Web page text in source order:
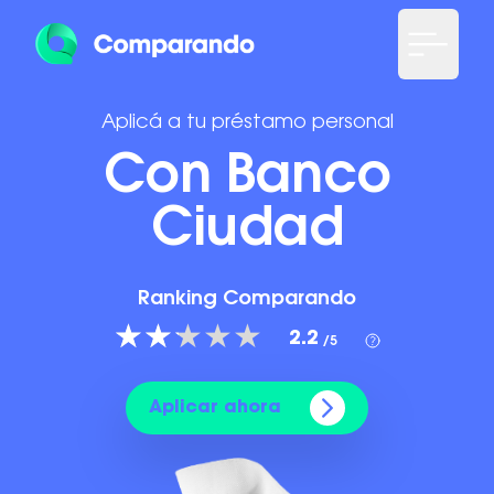
Aplicá a tu préstamo personal
Con Banco
Ciudad
Ranking Comparando
2.2 /5
Aplicar ahora